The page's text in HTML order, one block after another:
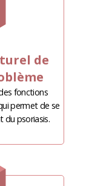
de
fonctions
permet de se
du psoriasis.